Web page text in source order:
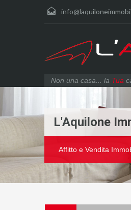
Non una casa... la Tua
L'Aquilone
Affitto e Vendita